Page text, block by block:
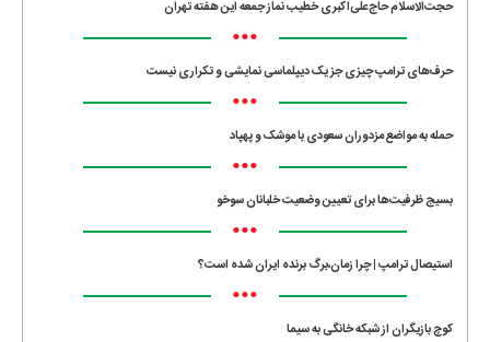
حجت‌الاسلام حاج‌علی‌اکبری خطیب نماز جمعه این هفته تهران
•••
حرف‌های ترامپ چیزی جز یک دیپلماسی نمایشی و تکراری نیست
•••
حمله به مواضع مزدوران سعودی با موشک و پهپاد
•••
بسیج ظرفیت‌ها برای تعیین وضعیت خلبانان سوخو
•••
استیصال ترامپ | چرا زمان،برگ برنده ایران شده است؟
•••
کوچ بازیگران از شبکه خانگی به سیما